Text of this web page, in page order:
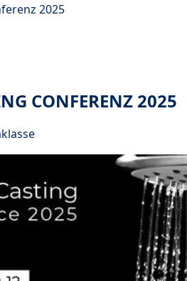
2025
CONFERENZ 2025